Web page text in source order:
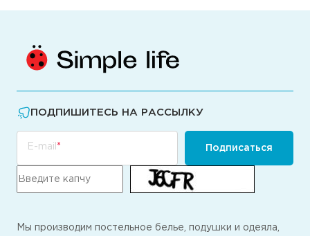
ПОДПИШИТЕСЬ НА РАССЫЛКУ
E-mail Подписаться
Мы производим постельное белье, подушки и одеяла,